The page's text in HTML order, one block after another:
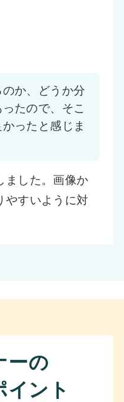
か、どうか分
たので、そこ
ったと感じま
ました。画像か
やすいように対
ーの
イント